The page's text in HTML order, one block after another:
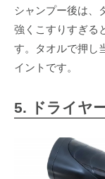
シャンプー後は、
強くこすりすぎる
す。タオルで押し
イントです。
5. ドライヤ